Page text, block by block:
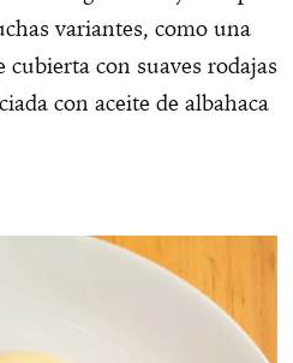
variantes, como una
cubierta con suaves rodajas
con aceite de albahaca